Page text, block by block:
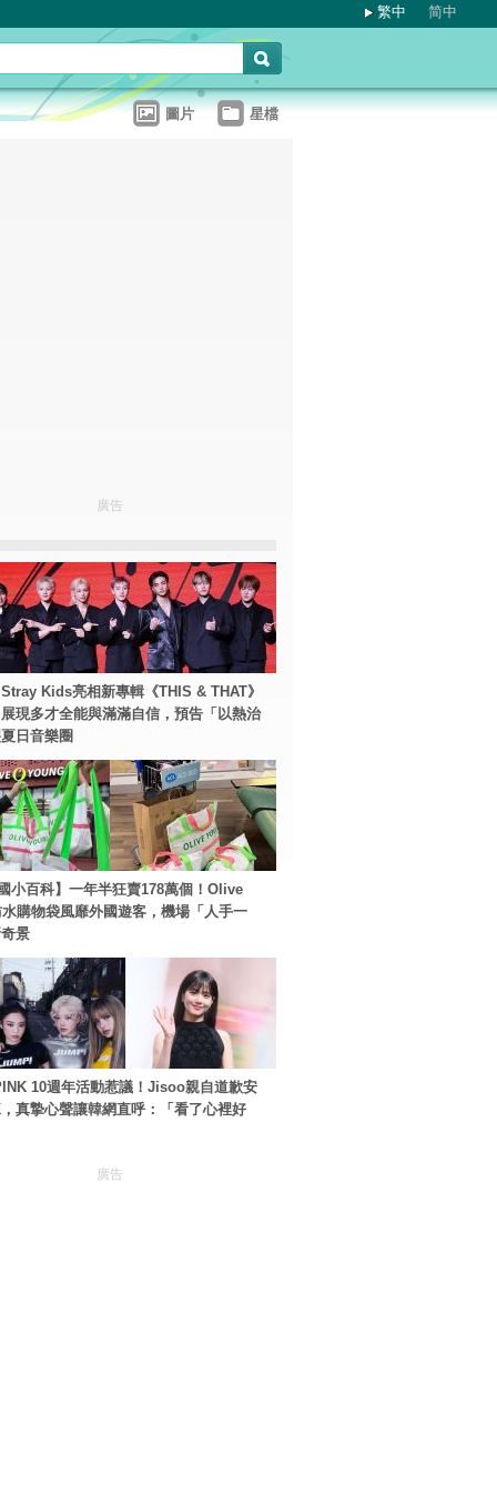
繁中 简中
圖片 星檔
廣告
Kids亮相新專輯《THIS & THAT》
現多才全能與滿滿自信，預告「以熱治
日音樂圈
小百科】一年半狂賣178萬個！Olive
購物袋風靡外國遊客，機場「人手一
景
10週年活動惹議！Jisoo親自道歉安
真摯心聲讓韓網直呼：「看了心裡好
廣告